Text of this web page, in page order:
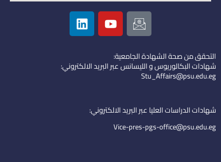
I
c
o
n
-
e
i
l
Y
o
u
u
b
L
i
n
e
d
التحقق من صحة الشهادة الجامعية:
شهادات البكالوريوس و الليسانس عبر البريد الالكتروني:
Stu_Affairs@psu.edu.eg
شهادات الدراسات العليا عبر البريد الالكتروني:
Vice-pres-pgs-office@psu.edu.eg